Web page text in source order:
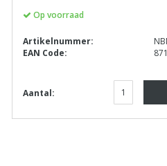
Op voorraad
Artikelnummer:
EAN Code:
Aantal: